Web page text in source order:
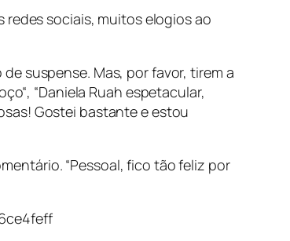
redes sociais, muitos elogios ao
suspense. Mas, por favor, tirem a
“Daniela Ruah espetacular,
Gostei bastante e estou
“Pessoal, fico tão feliz por